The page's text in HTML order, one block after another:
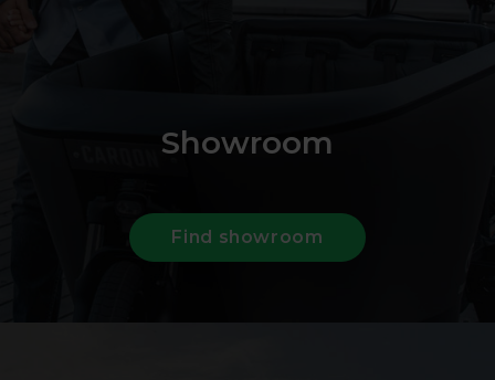
Showroom
Find showroom